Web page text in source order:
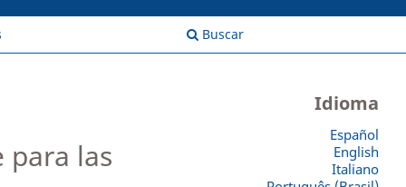
Buscar
las
Idioma
Español
English
Italiano